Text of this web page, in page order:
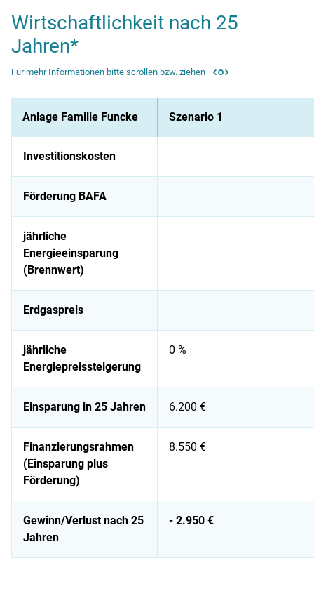
Wirtschaftlichkeit nach 25
Jahren*
Für mehr Informationen bitte scrollen bzw. ziehen
Anlage Familie Funcke Szenario 1
Investitionskosten
Förderung BAFA
jährliche
Energieeinsparung
(Brennwert)
Erdgaspreis
jährliche
Energiepreissteigerung
0 %
Einsparung in 25 Jahren 6.200 €
Finanzierungsrahmen
(Einsparung plus
Förderung)
8.550 €
Gewinn/Verlust nach 25
Jahren
- 2.950 €